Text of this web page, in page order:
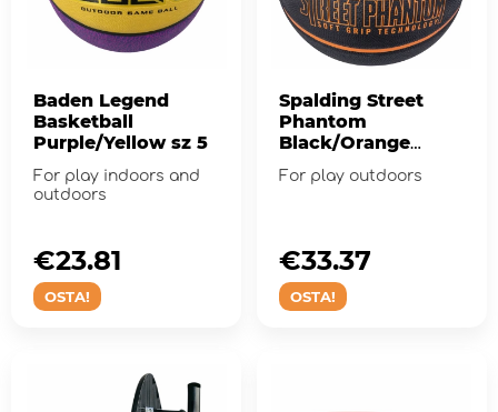
Baden Legend
Basketball
Purple/Yellow sz 5
For play indoors and
outdoors
OSTA!
€23.81
Spalding Street
Phantom
Black/Orange
For play outdoors
OSTA!
€33.37